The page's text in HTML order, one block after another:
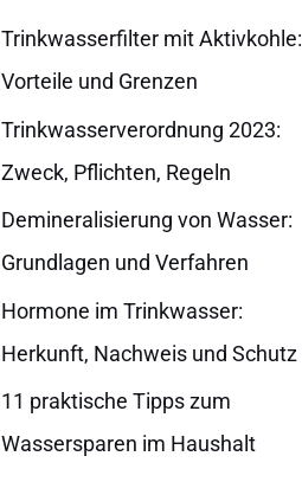
Trinkwasserfilter mit Aktivkohle:
Vorteile und Grenzen
Trinkwasserverordnung 2023:
Zweck, Pflichten, Regeln
Demineralisierung von Wasser:
Grundlagen und Verfahren
Hormone im Trinkwasser:
Herkunft, Nachweis und Schutz
11 praktische Tipps zum
Wassersparen im Haushalt
e
n